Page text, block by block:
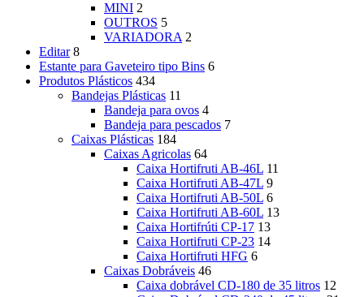
MINI 2
OUTROS 5
VARIADORA 2
Editar 8
Estante para Gaveteiro tipo Bins 6
Produtos Plásticos 434
Bandejas Plásticas 11
Bandeja para ovos 4
Bandeja para pescados 7
Caixas Plásticas 184
Caixas Agricolas 64
Caixa Hortifruti AB-46L 11
Caixa Hortifruti AB-47L 9
Caixa Hortifruti AB-50L 6
Caixa Hortifruti AB-60L 13
Caixa Hortifrúti CP-17 13
Caixa Hortifruti CP-23 14
Caixa Hortifruti HFG 6
Caixas Dobráveis 46
Caixa dobrável CD-180 de 35 litros 12